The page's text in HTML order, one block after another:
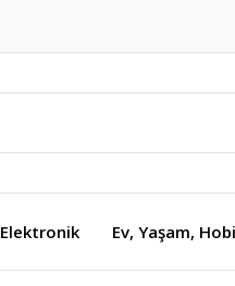
Elektronik Ev, Yaşam,